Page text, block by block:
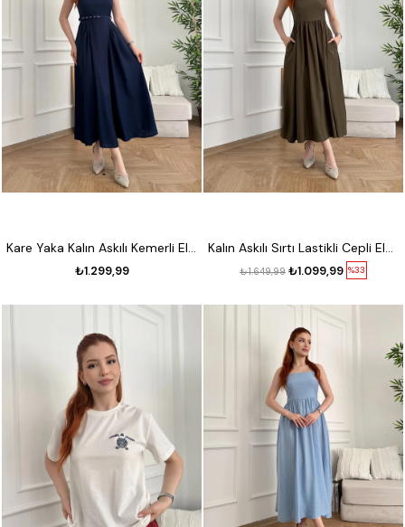
Kare Yaka Kalın Askılı Kemerli Elbise Lacivert
₺1.299,99
Kalın Askılı Sırtı Lastikli Cepli Elbise Haki
%33
₺1.099,99
₺1.649,99